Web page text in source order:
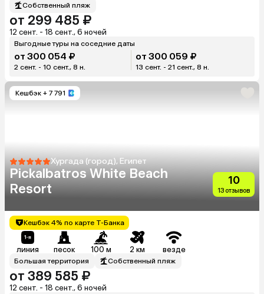
Собственный пляж
от 299 485 ₽
12 сент. - 18 сент., 6 ночей
Выгодные туры на соседние даты
от 300 054 ₽
2 сент. - 10 сент., 8 н.
от 300 059 ₽
13 сент. - 21 сент., 8 н.
Кешбэк + 7 791
Хургада (город), Египет
Pickalbatros White Beach
Resort
10
13 отзывов
Кешбэк 4% по карте Т-Банка
линия песок 100 м 2 км везде
Большая территория Собственный пляж
от 389 585 ₽
12 сент. - 18 сент., 6 ночей